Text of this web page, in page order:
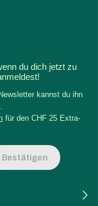
du dich jetzt zu
kannst du ihn
für den CHF 25 Extra-
Bestätigen